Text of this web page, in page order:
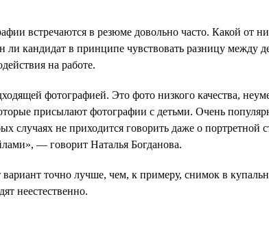
встречаются в резюме довольно часто. Какой от
ли кандидат в принципе чувствовать разницу
на работе.
фотографией. Это фото низкого качества,
присылают фотографии с детьми. Очень
случаях не приходится говорить даже о
— говорит Наталья Богданова.
точно лучше, чем, к примеру, снимок в
неестественно.